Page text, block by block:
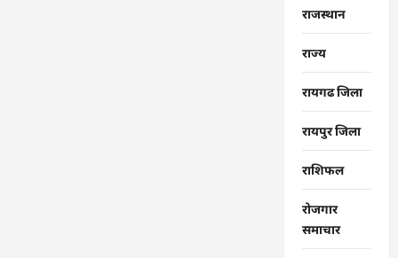
राजस्थान
राज्‍य
रायगढ जिला
रायपुर जिला
राशिफल
रोजगार
समाचार